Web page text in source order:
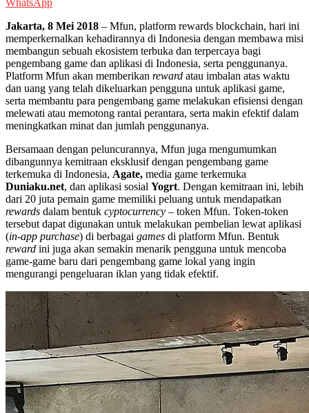
Jakarta, 8 Mei 2018 – Mfun, platform rewards blockchain, hari ini
memperkernalkan kehadirannya di Indonesia dengan membawa misi
membangun sebuah ekosistem terbuka dan terpercaya bagi
pengembang game dan aplikasi di Indonesia, serta penggunanya.
Platform Mfun akan memberikan reward atau imbalan atas waktu
dan uang yang telah dikeluarkan pengguna untuk aplikasi game,
serta membantu para pengembang game melakukan efisiensi dengan
melewati atau memotong rantai perantara, serta makin efektif dalam
meningkatkan minat dan jumlah penggunanya.
Bersamaan dengan peluncurannya, Mfun juga mengumumkan
dibangunnya kemitraan eksklusif dengan pengembang game
terkemuka di Indonesia, Agate, media game terkemuka
Duniaku.net, dan aplikasi sosial Yogrt. Dengan kemitraan ini, lebih
dari 20 juta pemain game memiliki peluang untuk mendapatkan
rewards dalam bentuk cyptocurrency – token Mfun. Token-token
tersebut dapat digunakan untuk melakukan pembelian lewat aplikasi
(in-app purchase) di berbagai games di platform Mfun. Bentuk
reward ini juga akan semakin menarik pengguna untuk mencoba
game-game baru dari pengembang game lokal yang ingin
mengurangi pengeluaran iklan yang tidak efektif.